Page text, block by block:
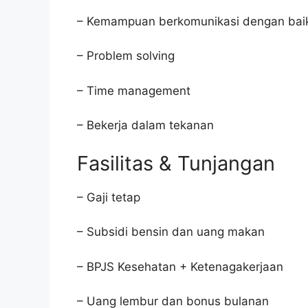
– Kemampuan berkomunikasi dengan
– Problem solving
– Time management
– Bekerja dalam tekanan
Fasilitas & Tunjangan
– Gaji tetap
– Subsidi bensin dan uang makan
– BPJS Kesehatan + Ketenagakerjaan
– Uang lembur dan bonus bulanan